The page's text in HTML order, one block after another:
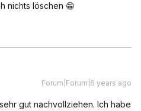
nichts löschen 😁
Forum|Forum|6 years ago
gut nachvollziehen. Ich habe